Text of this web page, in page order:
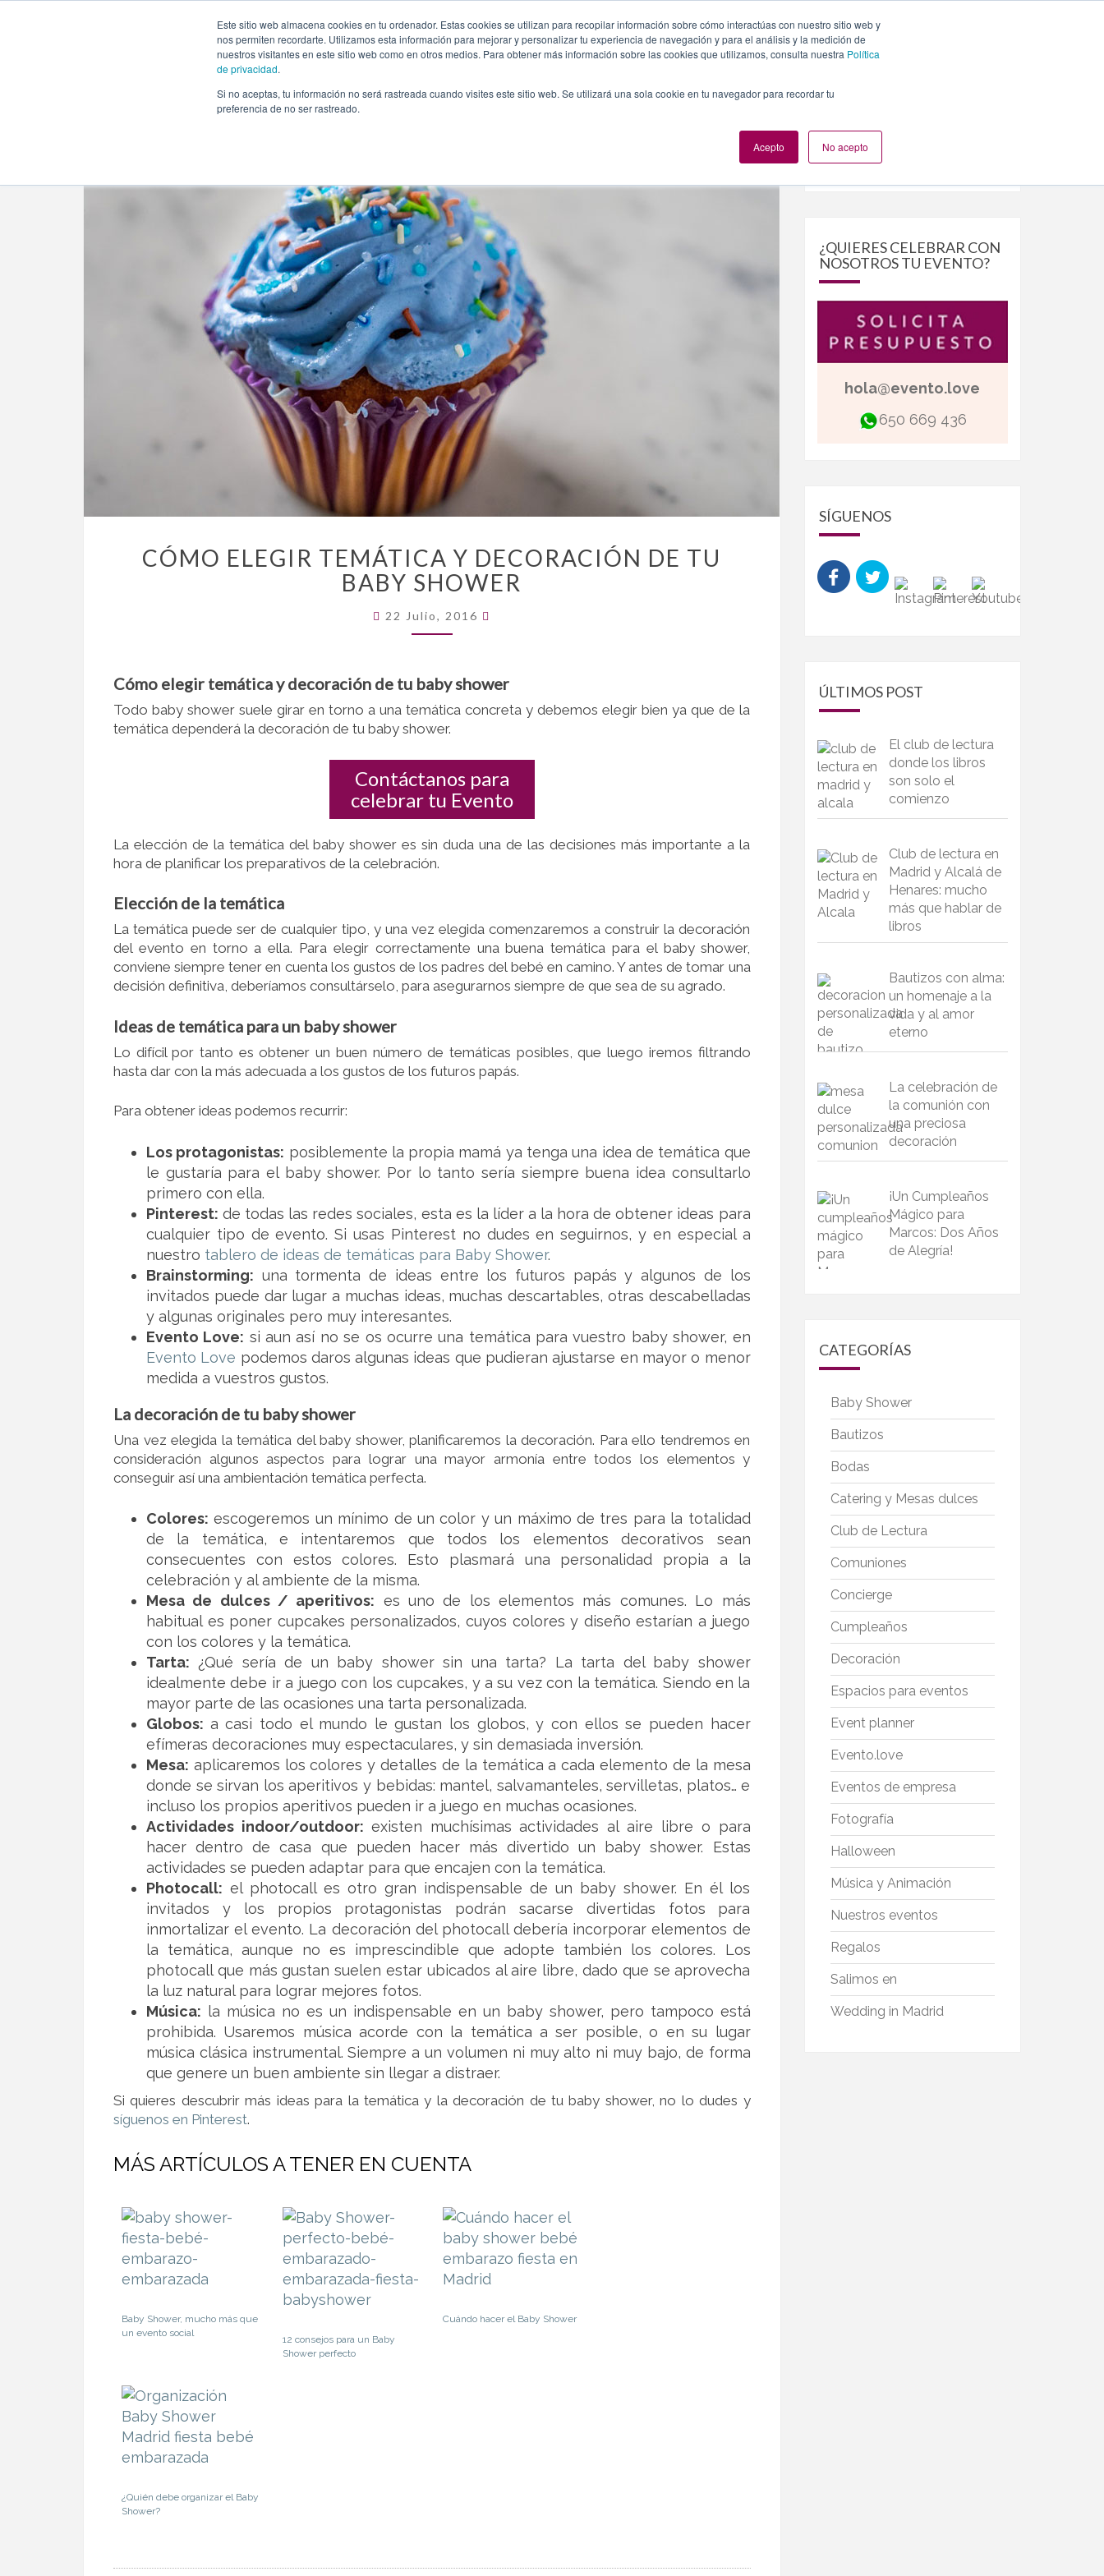
Este sitio web almacena cookies en tu ordenador. Estas cookies se utilizan para recopilar información sobre cómo interactúas con nuestro sitio web y
nos permiten recordarte. Utilizamos esta información para mejorar y personalizar tu experiencia de navegación y para el análisis y la medición de
nuestros visitantes en este sitio web como en otros medios. Para obtener más información sobre las cookies que utilizamos, consulta nuestra Política
de privacidad.
Si no aceptas, tu información no será rastreada cuando visites este sitio web. Se utilizará una sola cookie en tu navegador para recordar tu
preferencia de no ser rastreado.
Acepto No acepto
INICIO QUIÉNES SOMOS TE OFRECEMOS PLANES NUESTROS EVENTOS
Baby Shower»Cómo elegir temática y decoración de tu baby shower
ELEGIR
TEMÁTICA
DECORACIÓN
BABY
SHOWER
CÓMO ELEGIR TEMÁTICA Y DECORACIÓN DE TU
BABY SHOWER
22 Julio, 2016
Cómo elegir temática y decoración de tu baby shower
Todo baby shower suele girar en torno a una temática concreta y debemos elegir bien ya que de la
temática dependerá la decoración de tu baby shower.
Contáctanos para
celebrar tu Evento
La elección de la temática del baby shower es sin duda una de las decisiones más importante a la
hora de planificar los preparativos de la celebración.
Elección de la temática
La temática puede ser de cualquier tipo, y una vez elegida comenzaremos a construir la decoración
del evento en torno a ella. Para elegir correctamente una buena temática para el baby shower,
conviene siempre tener en cuenta los gustos de los padres del bebé en camino. Y antes de tomar una
decisión definitiva, deberíamos consultárselo, para asegurarnos siempre de que sea de su agrado.
Ideas de temática para un baby shower
Lo difícil por tanto es obtener un buen número de temáticas posibles, que luego iremos filtrando
hasta dar con la más adecuada a los gustos de los futuros papás.
Para obtener ideas podemos recurrir:
Los protagonistas: posiblemente la propia mamá ya tenga una idea de temática que
le gustaría para el baby shower. Por lo tanto sería siempre buena idea consultarlo
primero con ella.
Pinterest: de todas las redes sociales, esta es la líder a la hora de obtener ideas para
cualquier tipo de evento. Si usas Pinterest no dudes en seguirnos, y en especial a
nuestro tablero de ideas de temáticas para Baby Shower.
Brainstorming: una tormenta de ideas entre los futuros papás y algunos de los
invitados puede dar lugar a muchas ideas, muchas descartables, otras descabelladas
y algunas originales pero muy interesantes.
Evento Love: si aun así no se os ocurre una temática para vuestro baby shower, en
Evento Love podemos daros algunas ideas que pudieran ajustarse en mayor o menor
medida a vuestros gustos.
La decoración de tu baby shower
Una vez elegida la temática del baby shower, planificaremos la decoración. Para ello tendremos en
consideración algunos aspectos para lograr una mayor armonía entre todos los elementos y
conseguir así una ambientación temática perfecta.
Colores: escogeremos un mínimo de un color y un máximo de tres para la totalidad
de la temática, e intentaremos que todos los elementos decorativos sean
consecuentes con estos colores. Esto plasmará una personalidad propia a la
celebración y al ambiente de la misma.
Mesa de dulces / aperitivos: es uno de los elementos más comunes. Lo más
habitual es poner cupcakes personalizados, cuyos colores y diseño estarían a juego
con los colores y la temática.
Tarta: ¿Qué sería de un baby shower sin una tarta? La tarta del baby shower
idealmente debe ir a juego con los cupcakes, y a su vez con la temática. Siendo en la
mayor parte de las ocasiones una tarta personalizada.
Globos: a casi todo el mundo le gustan los globos, y con ellos se pueden hacer
efímeras decoraciones muy espectaculares, y sin demasiada inversión.
Mesa: aplicaremos los colores y detalles de la temática a cada elemento de la mesa
donde se sirvan los aperitivos y bebidas: mantel, salvamanteles, servilletas, platos… e
incluso los propios aperitivos pueden ir a juego en muchas ocasiones.
Actividades indoor/outdoor: existen muchísimas actividades al aire libre o para
hacer dentro de casa que pueden hacer más divertido un baby shower. Estas
actividades se pueden adaptar para que encajen con la temática.
Photocall: el photocall es otro gran indispensable de un baby shower. En él los
invitados y los propios protagonistas podrán sacarse divertidas fotos para
inmortalizar el evento. La decoración del photocall debería incorporar elementos de
la temática, aunque no es imprescindible que adopte también los colores. Los
photocall que más gustan suelen estar ubicados al aire libre, dado que se aprovecha
la luz natural para lograr mejores fotos.
Música: la música no es un indispensable en un baby shower, pero tampoco está
prohibida. Usaremos música acorde con la temática a ser posible, o en su lugar
música clásica instrumental. Siempre a un volumen ni muy alto ni muy bajo, de forma
que genere un buen ambiente sin llegar a distraer.
Si quieres descubrir más ideas para la temática y la decoración de tu baby shower, no lo dudes y
síguenos en Pinterest.
MÁS ARTÍCULOS A TENER EN CUENTA
Baby Shower, mucho más que
un evento social
12 consejos para un Baby
Shower perfecto
Cuándo hacer el Baby Shower
¿Quién debe organizar el Baby
Shower?
Buscar
¿QUIERES CELEBRAR CON
NOSOTROS TU EVENTO?
hola@evento.love
650 669 436
SÍGUENOS
ÚLTIMOS POST
El club de lectura
donde los libros
son solo el
comienzo
Club de lectura en
Madrid y Alcalá de
Henares: mucho
más que hablar de
libros
Bautizos con alma:
un homenaje a la
vida y al amor
eterno
La celebración de
la comunión con
una preciosa
decoración
¡Un Cumpleaños
Mágico para
Marcos: Dos Años
de Alegría!
CATEGORÍAS
Baby Shower
Bautizos
Bodas
Catering y Mesas dulces
Club de Lectura
Comuniones
Concierge
Cumpleaños
Decoración
Espacios para eventos
Event planner
Evento.love
Eventos de empresa
Fotografía
Halloween
Música y Animación
Nuestros eventos
Regalos
Salimos en
Wedding in Madrid